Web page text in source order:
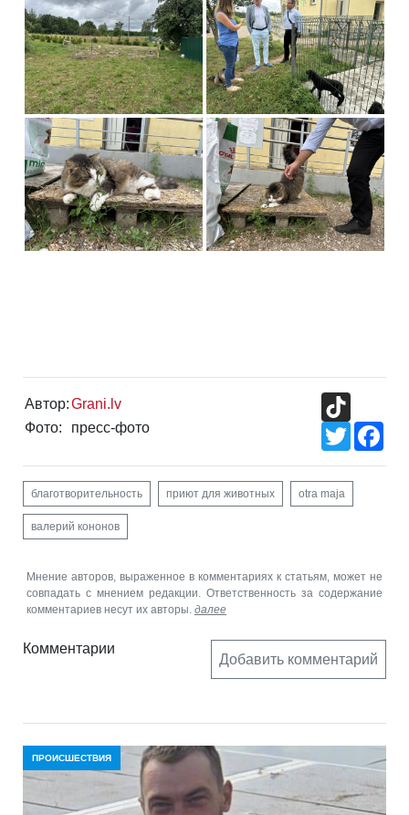
Автор:Grani.lv
Фото:
пресс-фото
Twitter
благотворительность приют для животных otra maja
валерий кононов
Мнение авторов, выраженное в комментариях к статьям, может не
совпадать с мнением редакции. Ответственность за содержание
комментариев несут их авторы. далее
Комментарии
Добавить комментарий
ПРОИСШЕСТВИЯ